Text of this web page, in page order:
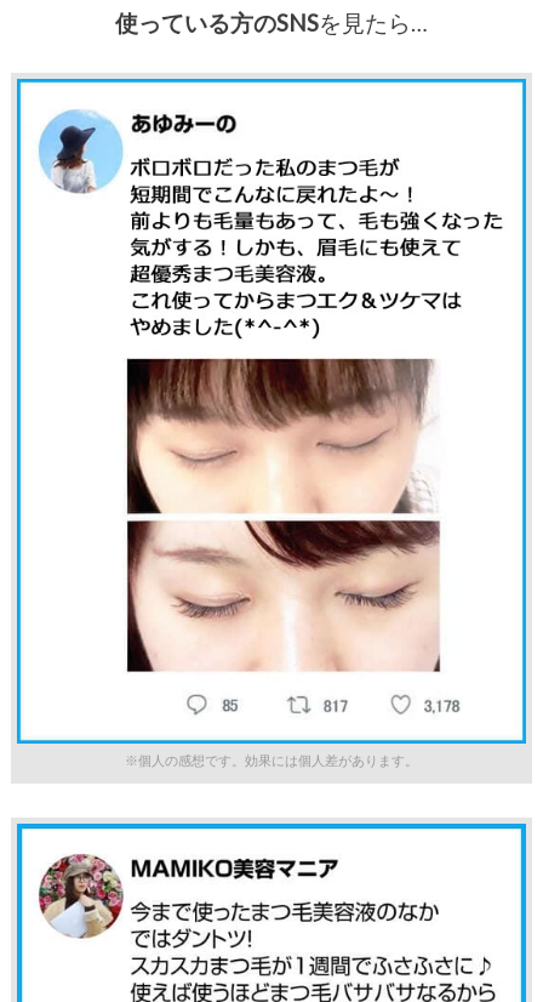
使っている方のSNSを見たら…
※個人の感想です。効果には個人差があります。